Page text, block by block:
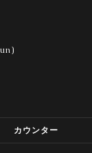
カウンター